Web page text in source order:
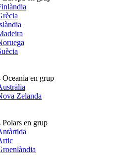
Oceania en grup
Zelanda
Polars en grup